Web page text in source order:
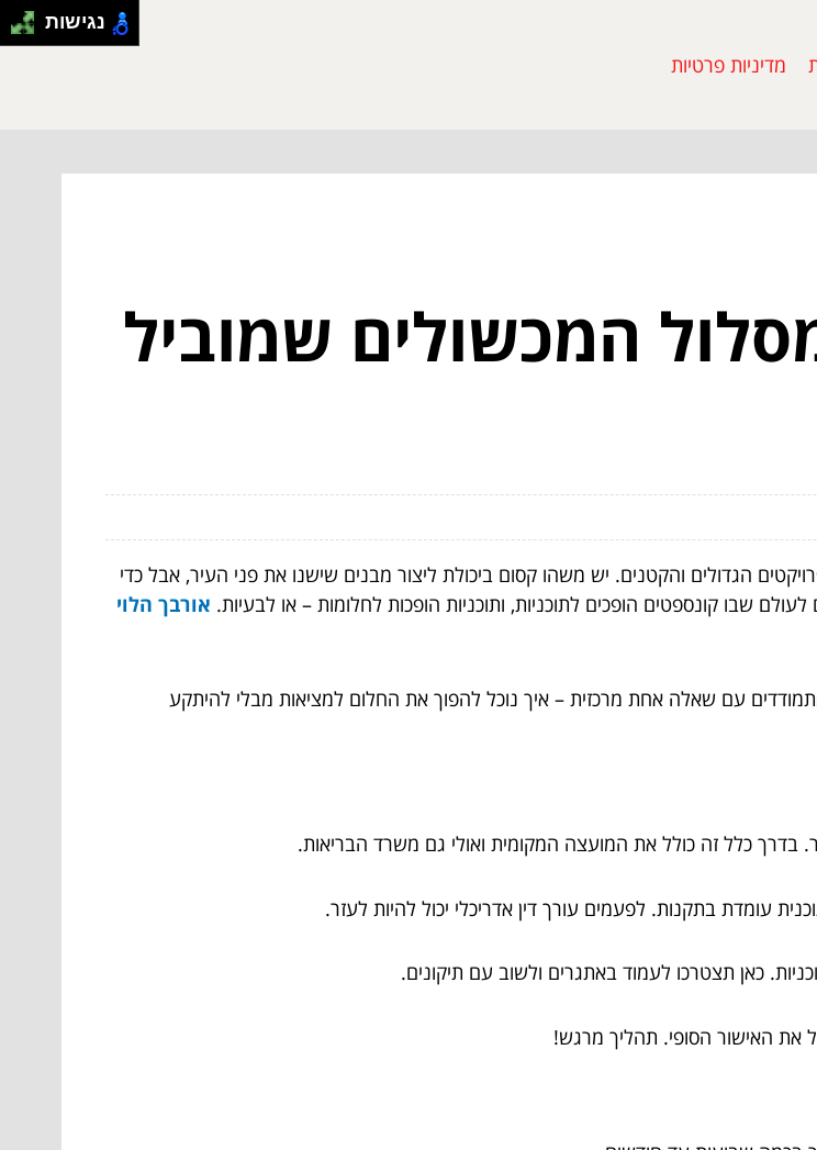
מדיניות פרטיות
המכשולים שמוביל
הגדולים והקטנים. יש משהו קסום ביכולת ליצור מבנים שישנו את פני העיר, אבל כדי
שבו קונספטים הופכים לתוכניות, ותוכניות הופכות לחלומות – או לבעיות. אורבך הלוי
עם שאלה אחת מרכזית – איך נוכל להפוך את החלום למציאות מבלי להיתקע
נגישות